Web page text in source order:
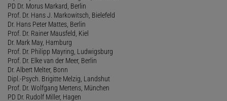
PD Dr. Morus Markard, Berlin
Prof. Dr. Hans J. Markowitsch, Bielefeld
Dr. Hans Peter Mattes, Berlin
Prof. Dr. Rainer Mausfeld, Kiel
Dr. Mark May, Hamburg
Prof. Dr. Philipp Mayring, Ludwigsburg
Prof. Dr. Elke van der Meer, Berlin
Dr. Albert Melter, Bonn
Dipl.-Psych. Brigitte Melzig, Landshut
Prof. Dr. Wolfgang Mertens, München
PD Dr. Rudolf Miller, Hagen